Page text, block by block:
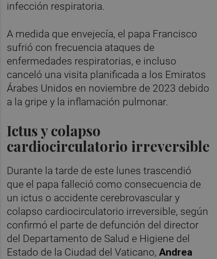
infección respiratoria.
A medida que envejecía, el papa Francisco
sufrió con frecuencia ataques de
enfermedades respiratorias, e incluso
canceló una visita planificada a los Emiratos
Árabes Unidos en noviembre de 2023 debido
a la gripe y la inflamación pulmonar.
Ictus y colapso
cardiocirculatorio irreversible
Durante la tarde de este lunes trascendió
que el papa falleció como consecuencia de
un ictus o accidente cerebrovascular y
colapso cardiocirculatorio irreversible, según
confirmó el parte de defunción del director
del Departamento de Salud e Higiene del
Estado de la Ciudad del Vaticano,Andrea